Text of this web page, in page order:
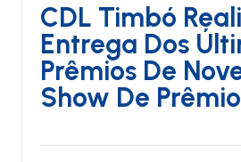
CDL Timbó
Entrega Dos
Prêmios De
Show De